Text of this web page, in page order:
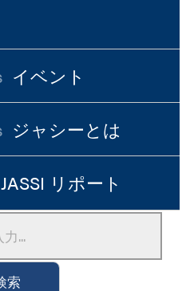
イベント
ジャシーとは
JASSI リポート